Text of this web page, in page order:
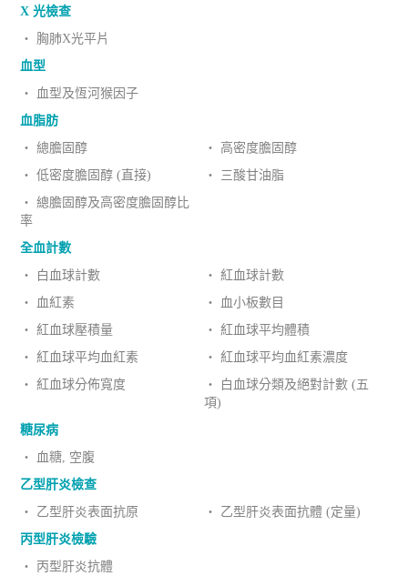
X 光檢查
‧ 胸肺X光平片
血型
‧ 血型及恆河猴因子
血脂肪
‧ 總膽固醇
‧ 高密度膽固醇
‧ 低密度膽固醇 (直接)
‧ 三酸甘油脂
‧ 總膽固醇及高密度膽固醇比
率
全血計數
‧ 白血球計數
‧ 紅血球計數
‧ 血紅素
‧ 血小板數目
‧ 紅血球壓積量
‧ 紅血球平均體積
‧ 紅血球平均血紅素
‧ 紅血球平均血紅素濃度
‧ 紅血球分佈寬度
‧ 白血球分類及絕對計數 (五
項)
糖尿病
‧ 血糖, 空腹
乙型肝炎檢查
‧ 乙型肝炎表面抗原
‧ 乙型肝炎表面抗體 (定量)
丙型肝炎檢驗
‧ 丙型肝炎抗體